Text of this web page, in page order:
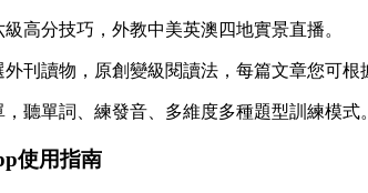
高分技巧，外教中美英澳四地實景直播。
刊讀物，原創變級閱讀法， 每篇文章您可根
聽單詞、練發音、多維度多種題型訓練模式。
使用指南